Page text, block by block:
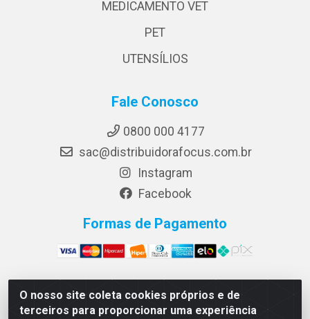
O nosso site coleta cookies próprios e de
terceiros para proporcionar uma experiência
MEDICAMENTO VET
PET
UTENSÍLIOS
Fale Conosco
0800 000 4177
sac@distribuidorafocus.com.br
Instagram
Facebook
Formas de Pagamento
Focus Distribuidora LTDA - Rua Republica Eslovaca, 1121